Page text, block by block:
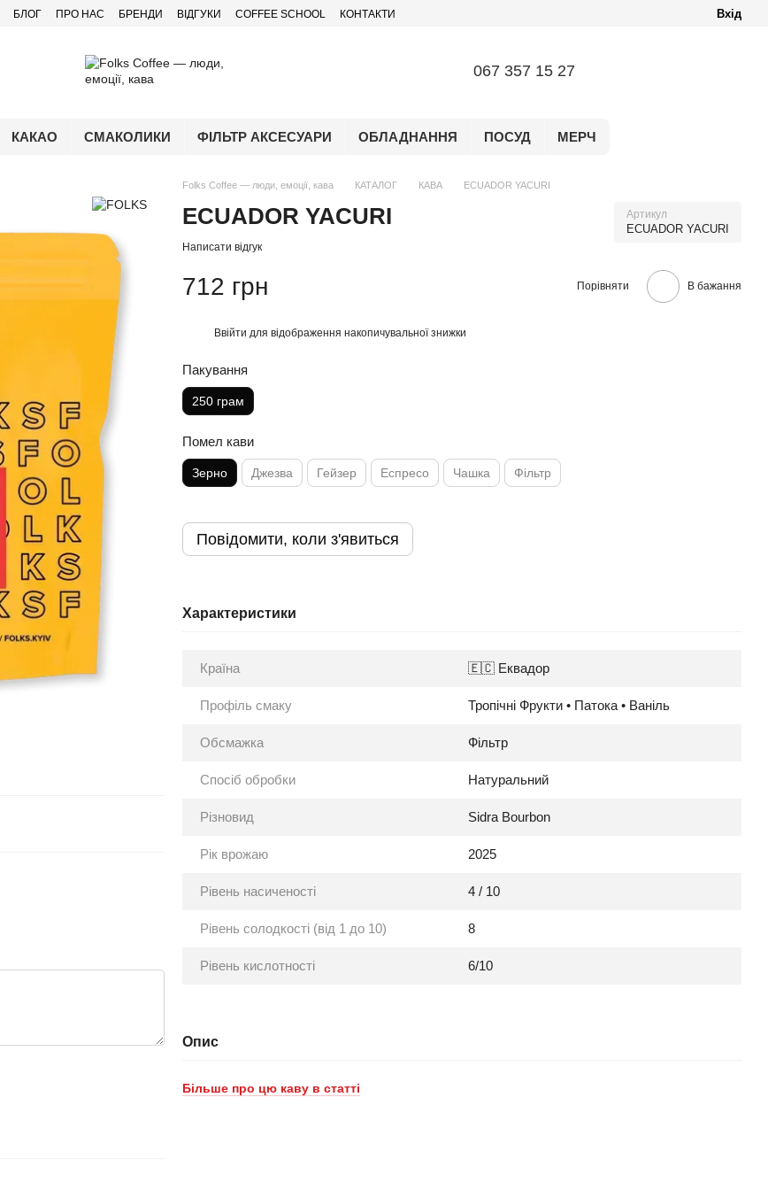
БЛОГ ПРО НАС БРЕНДИ ВІДГУКИ COFFEE SCHOOL КОНТАКТИ Вхід
067 357 15 27
КАКАО СМАКОЛИКИ ФІЛЬТР АКСЕСУАРИ ОБЛАДНАННЯ ПОСУД МЕРЧ
Folks Coffee — люди, емоції, кава КАТАЛОГ КАВА ECUADOR YACURI
ECUADOR YACURI Артикул
ECUADOR YACURI
Написати відгук
712 грн Порівняти В бажання
Ввійти для відображення накопичувальної знижки
Пакування
250 грам
Помел кави
Зерно Джезва Гейзер Еспресо Чашка Фільтр
Повідомити, коли з'явиться
Характеристики
Країна 🇪🇨 Еквадор
Профіль смаку Тропічні Фрукти • Патока • Ваніль
Обсмажка Фільтр
Спосіб обробки Натуральний
Різновид Sidra Bourbon
Рік врожаю 2025
Рівень насиченості 4 / 10
Рівень солодкості (від 1 до 10) 8
Рівень кислотності 6/10
Опис
Більше про цю каву в статті